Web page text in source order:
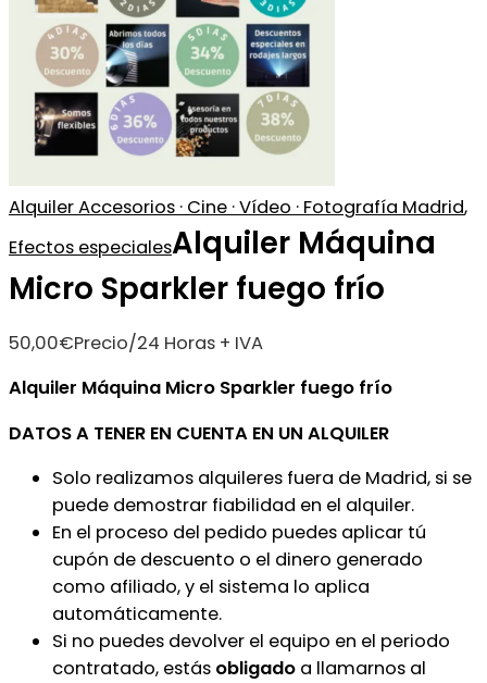
Alquiler Accesorios · Cine · Vídeo · Fotografía Madrid,
Efectos especialesAlquiler Máquina
Micro Sparkler fuego frío
50,00€Precio/24 Horas + IVA
Alquiler Máquina Micro Sparkler fuego frío
DATOS A TENER EN CUENTA EN UN ALQUILER
Solo realizamos alquileres fuera de Madrid, si se
puede demostrar fiabilidad en el alquiler.
En el proceso del pedido puedes aplicar tú
cupón de descuento o el dinero generado
como afiliado, y el sistema lo aplica
automáticamente.
Si no puedes devolver el equipo en el periodo
contratado, estás obligado a llamarnos al